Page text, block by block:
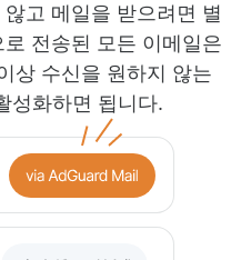
고 메일을 받으려면 별
전송된 모든 이메일은
상 수신을 원하지 않는
성화하면 됩니다.